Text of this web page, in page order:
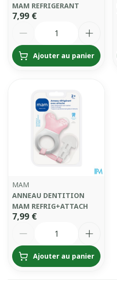
MAM REFRIGERANT
7,99 €
Ajouter au panier
MAM
ANNEAU DENTITION
MAM REFRIG+ATTACH
7,99 €
Ajouter au panier